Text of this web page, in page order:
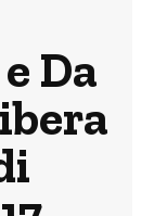
Da